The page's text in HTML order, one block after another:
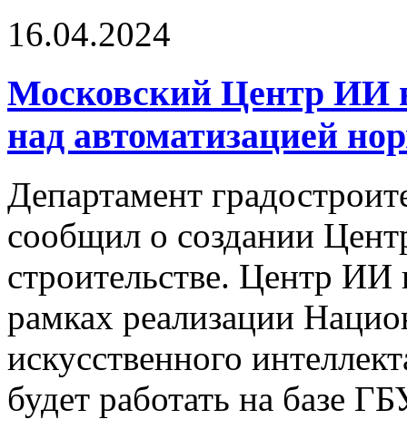
16.04.2024
Московский Центр ИИ в
над автоматизацией
Департамент
сообщил о создании
строительстве. Центр ИИ
рамках реализации
искусственного
будет работать на базе